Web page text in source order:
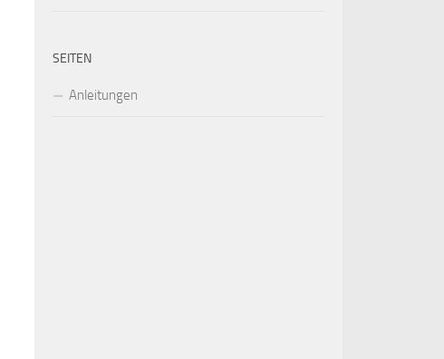
SEITEN
Anleitungen